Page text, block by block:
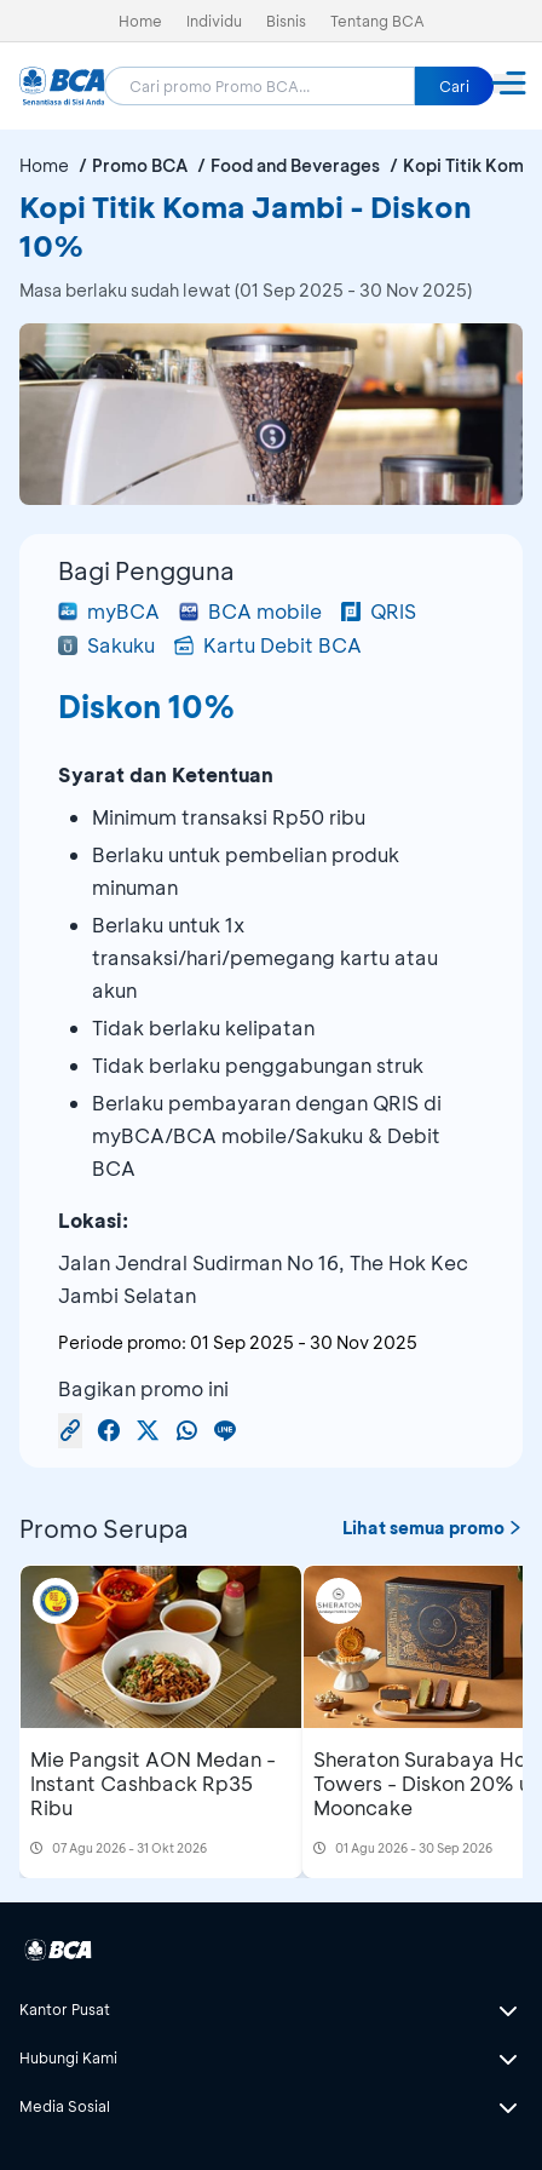
Home Individu Bisnis Tentang BCA
Cari
Home Promo BCA Food and Beverages Kopi Titik Koma
Kopi Titik Koma Jambi - Diskon
10%
Masa berlaku sudah lewat (01 Sep 2025 - 30 Nov 2025)
Bagi Pengguna
myBCA BCA mobile
QRIS
Sakuku
Kartu Debit BCA
Diskon 10%
Syarat dan Ketentuan
Minimum transaksi Rp50 ribu
Berlaku untuk pembelian produk
minuman
Berlaku untuk 1x
transaksi/hari/pemegang kartu atau
akun
Tidak berlaku kelipatan
Tidak berlaku penggabungan struk
Berlaku pembayaran dengan QRIS di
myBCA/BCA mobile/Sakuku & Debit
BCA
Lokasi:
Jalan Jendral Sudirman No 16, The Hok Kec
Jambi Selatan
Periode promo: 01 Sep 2025 - 30 Nov 2025
Bagikan promo ini
Promo Serupa Lihat semua promo
Mie Pangsit AON Medan -
Instant Cashback Rp35
Ribu
07 Agu 2026 - 31 Okt 2026
Sheraton Surabaya
Towers - Diskon 20%
Mooncake
01 Agu 2026 - 30 Sep 2026
Kantor Pusat
Hubungi Kami
Media Sosial